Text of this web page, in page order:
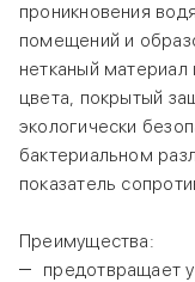
проникновения
помещений и
нетканый
цвета, покрытый
экологически
бактериальном
показатель
Преимущества:
предотвращает